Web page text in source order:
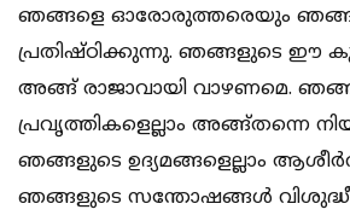
ഞങ്ങളെ ഓരോരുത്തരെയും
പ്രതിഷ്ഠിക്കുന്നു. ഞങ്ങളുടെ ഈ
അങ്ങ് രാജാവായി വാഴണമെ.
പ്രവൃത്തികളെല്ലാം അങ്ങ്തന്നെ
ഞങ്ങളുടെ ഉദ്യമങ്ങളെല്ലാം
ഞങ്ങളുടെ സന്തോഷങ്ങള്‍